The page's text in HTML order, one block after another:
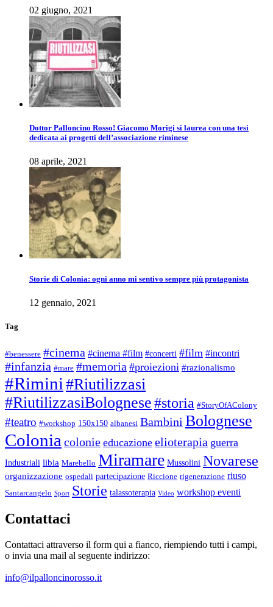
02 giugno, 2021
Dottor Palloncino Rosso! Giacomo Morigi si laurea con una tesi
dedicata ai progetti dell’associazione riminese
08 aprile, 2021
Storie di Colonia: ogni anno mi sentivo sempre più protagonista
12 gennaio, 2021
Tag
#benessere #cinema #cinema #film #concerti #film #incontri
#infanzia #mare #memoria #proiezioni #razionalismo
#Rimini #Riutilizzasi
#RiutilizzasiBolognese#storia #StoryOfAColony
#teatro #workshop 150x150 albanesi Bambini Bolognese
Colonia colonie educazione elioterapia guerra
Industriali libia Marebello Miramare Mussolini Novarese
organizzazione ospedali partecipazione Riccione rigenerazione riuso
Santarcangelo Sport Storie talassoterapia Video workshop eventi
Contattaci
Contattaci attraverso il form qui a fianco, riempiendo tutti i campi,
o invia una mail al seguente indirizzo:
info@ilpalloncinorosso.it